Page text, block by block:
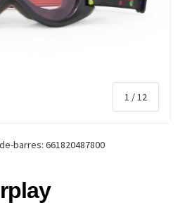
1 / de
12
barres: 661820487800